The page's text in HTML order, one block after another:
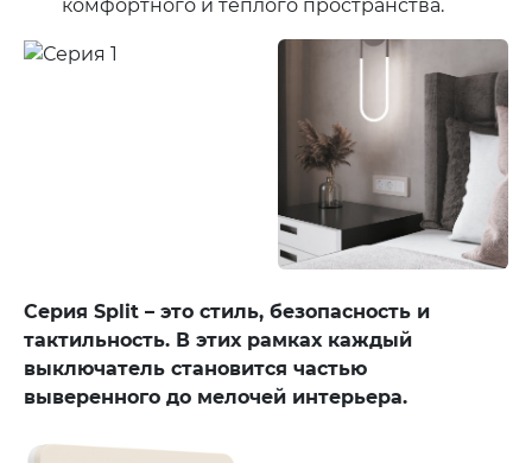
комфортного и теплого пространства.
Серия Split – это стиль, безопасность и
тактильность. В этих рамках каждый
выключатель становится частью
выверенного до мелочей интерьера.